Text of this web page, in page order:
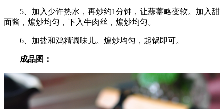
5、加入少许热水，再炒约1分钟，让蒜薹略变软。加入甜
面酱，煸炒均匀，下入牛肉丝，煸炒均匀。
6、加盐和鸡精调味儿。煸炒均匀，起锅即可。
成品图：